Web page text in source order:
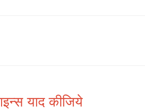
याद कीजिये